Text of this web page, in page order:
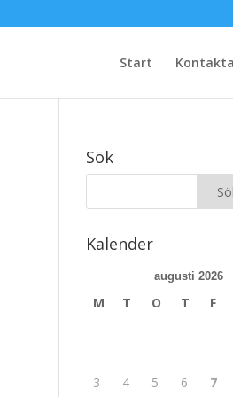
Start
Sök
Kalender
augusti 2026
M T O T F
3 4 5 6 7